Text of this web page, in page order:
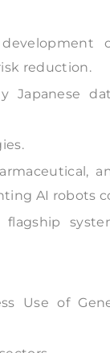
reduction.
Japanese
AI robots
Use of